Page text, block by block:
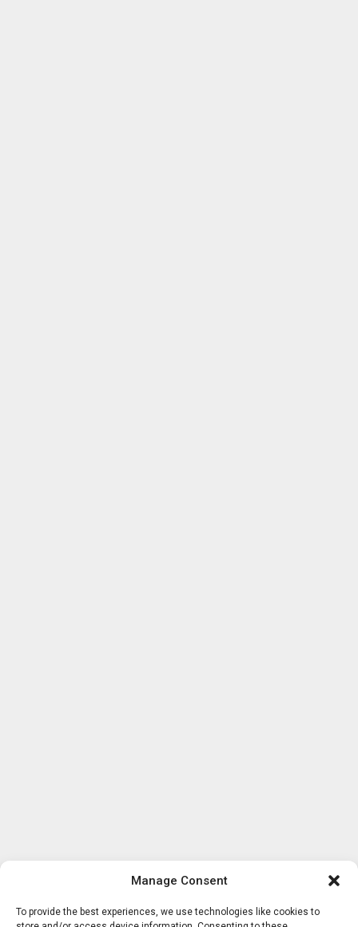
Manage Consent
To provide the best experiences, we use technologies like cookies to